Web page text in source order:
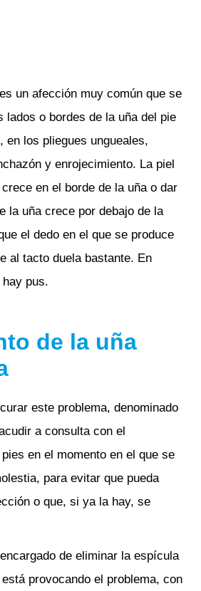
un afección muy común que se
lados o bordes de la uña del pie
en los pliegues ungueales,
y enrojecimiento. La piel
en el borde de la uña o dar
la uña crece por debajo de la
el dedo en el que se produce
al tacto duela bastante. En
pus.
de la uña
este problema, denominado
a consulta con el
en el momento en el que se
para evitar que pueda
o que, si ya la hay, se
de eliminar la espícula
provocando el problema, con